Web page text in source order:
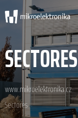
SECTORES
www.mikroelektronika.cz
Sectores